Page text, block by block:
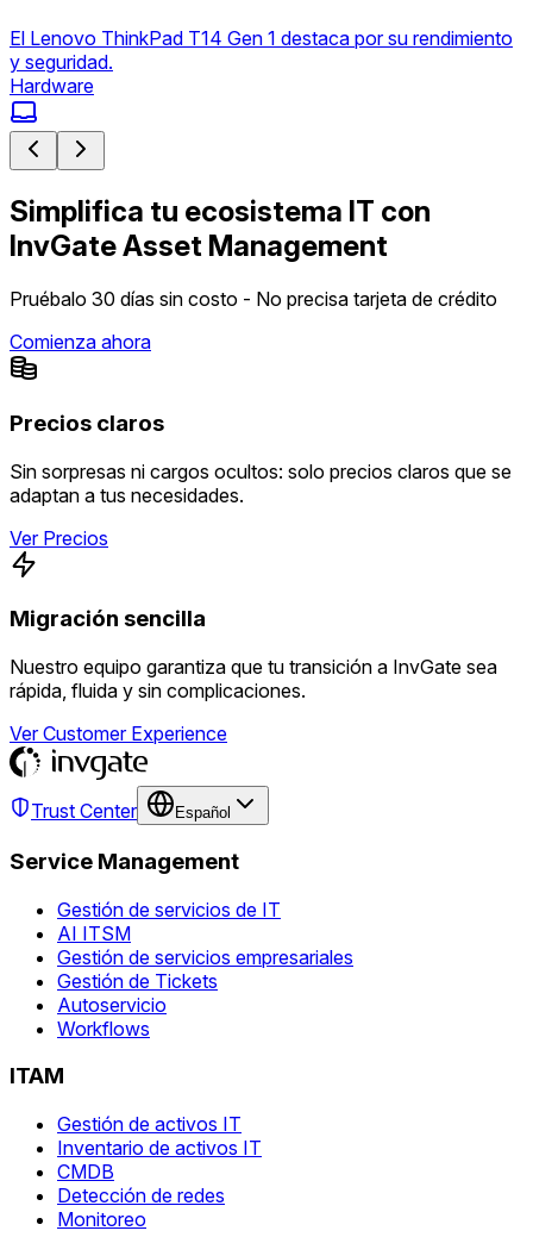
El Lenovo ThinkPad T14 Gen 1 destaca por su rendimiento
y seguridad.
Hardware
Simplifica tu ecosistema IT con
InvGate Asset Management
Pruébalo 30 días sin costo - No precisa tarjeta de crédito
Comienza ahora
Precios claros
Sin sorpresas ni cargos ocultos: solo precios claros que se
adaptan a tus necesidades.
Ver Precios
Migración sencilla
Nuestro equipo garantiza que tu transición a InvGate sea
rápida, fluida y sin complicaciones.
Ver Customer Experience
Trust Center Español
Service Management
Gestión de servicios de IT
AI ITSM
Gestión de servicios empresariales
Gestión de Tickets
Autoservicio
Workflows
ITAM
Gestión de activos IT
Inventario de activos IT
CMDB
Detección de redes
Monitoreo